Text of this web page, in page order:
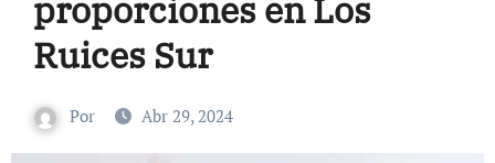
proporciones en Los
Ruices Sur
Por Abr 29, 2024